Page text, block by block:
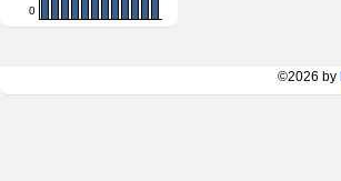
0
©2026 by